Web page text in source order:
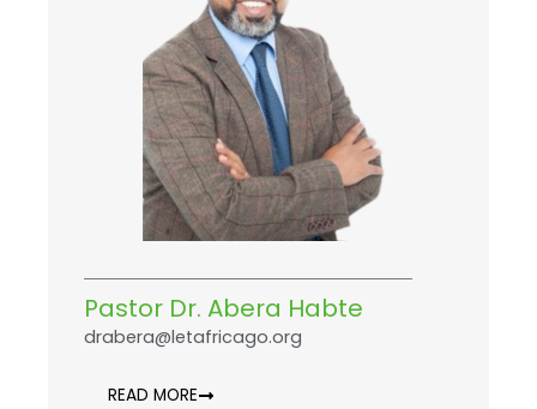
Pastor Dr. Abera Habte
drabera@letafricago.org
READ MORE